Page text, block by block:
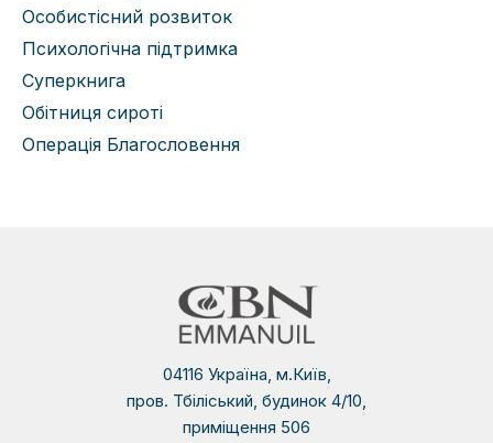
Особистісний розвиток
Психологічна підтримка
Суперкнига
Обітниця сироті
Операція Благословення
04116 Україна, м.Київ,
пров. Тбіліський, будинок 4/10,
приміщення 506